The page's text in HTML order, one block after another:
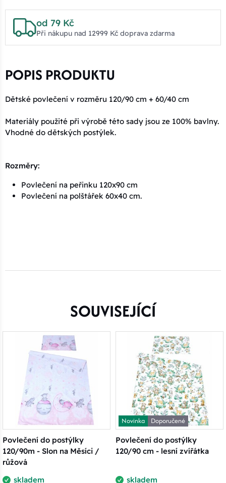
od 79 Kč
Při nákupu nad 12999 Kč doprava zdarma
POPIS PRODUKTU
Dětské povlečení v rozměru 120/90 cm + 60/40 cm
Materiály použité při výrobě této sady jsou ze 100% bavlny.
Vhodné do dětských postýlek.
Rozměry:
Povlečení na peřinku 120x90 cm
Povlečení na polštářek 60x40 cm.
SOUVISEJÍCÍ
Povlečení do postýlky
120/90m - Slon na Měsíci /
růžová
skladem
Novinka
Doporučené
Povlečení do postýlky
120/90 cm - lesní zvířátka
skladem